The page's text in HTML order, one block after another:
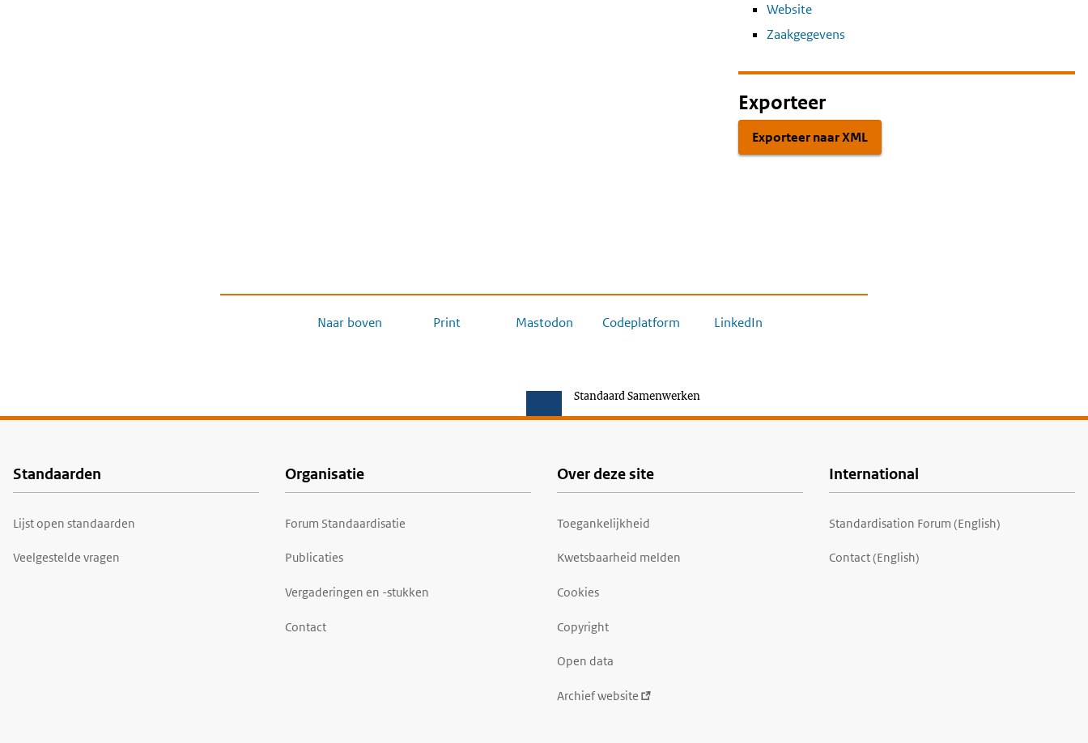
Website
Zaakgegevens
Exporteer
Exporteer naar XML
Naar boven Print Mastodon Codeplatform LinkedIn
Standaard Samenwerken
Voet
Standaarden
Lijst open standaarden
Veelgestelde vragen
Organisatie
Forum Standaardisatie
Publicaties
Vergaderingen en -stukken
Contact
Over deze site
Toegankelijkheid
Kwetsbaarheid melden
Cookies
Copyright
Open data
Archief website
International
Standardisation Forum (English)
Contact (English)